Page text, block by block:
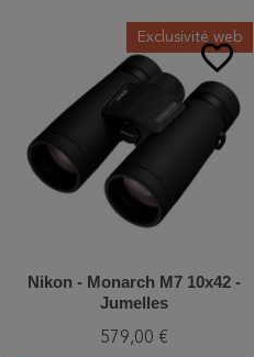
favorite_border
Exclusivité web
Nikon - Monarch M7 10x42 -
Jumelles
579,00 €